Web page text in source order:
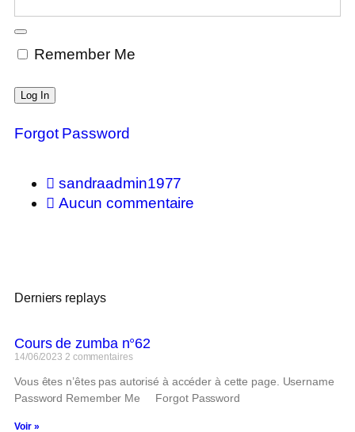
Remember Me
Forgot Password
sandraadmin1977
Aucun commentaire
Derniers replays
Cours de zumba n°62
14/06/2023 2 commentaires
Vous êtes n’êtes pas autorisé à accéder à cette page. Username
Password Remember Me Forgot Password
Voir »